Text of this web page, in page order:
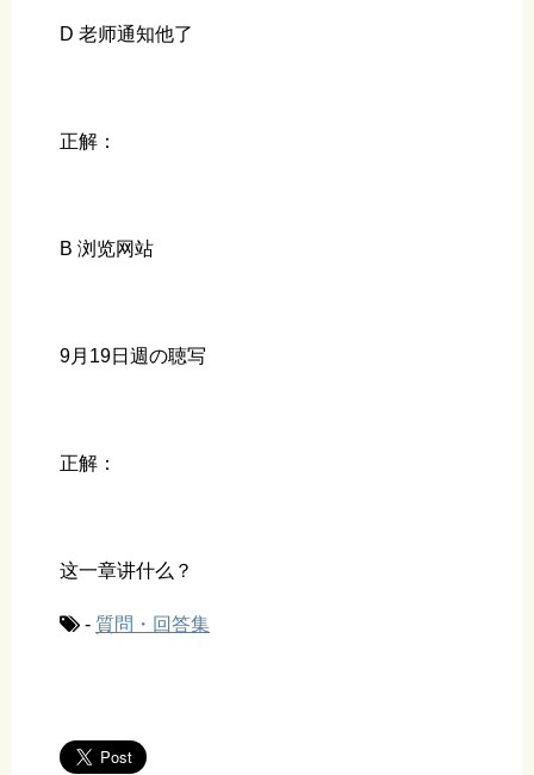
D 老师通知他了
正解：
B 浏览网站
9月19日週の聴写
正解：
这一章讲什么？
- 質問・回答集